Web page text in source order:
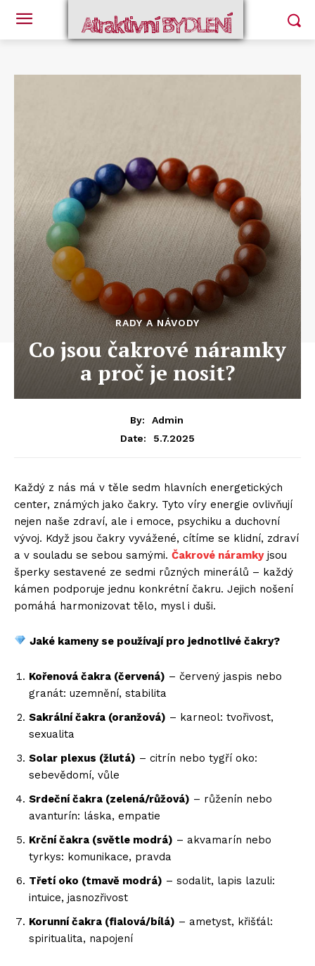
Atraktivní BYDLENÍ
RADY A NÁVODY
Co jsou čakrové náramky
a proč je nosit?
By:
Admin
Date:
5.7.2025
Každý z nás má v těle sedm hlavních energetických
center, známých jako čakry. Tyto víry energie ovlivňují
nejen naše zdraví, ale i emoce, psychiku a duchovní
vývoj. Když jsou čakry vyvážené, cítíme se klidní, zdraví
a v souladu se sebou samými. Čakrové náramkyjsou
šperky sestavené ze sedmi různých minerálů – každý
kámen podporuje jednu konkrétní čakru. Jejich nošení
pomáhá harmonizovat tělo, mysl i duši.
Jaké kameny se používají pro jednotlivé čakry?
Kořenová čakra (červená) – červený jaspis nebo
granát: uzemnění, stabilita
Sakrální čakra (oranžová) – karneol: tvořivost,
sexualita
Solar plexus (žlutá) – citrín nebo tygří oko:
sebevědomí, vůle
Srdeční čakra (zelená/růžová) – růženín nebo
avanturín: láska, empatie
Krční čakra (světle modrá) – akvamarín nebo
tyrkys: komunikace, pravda
Třetí oko (tmavě modrá) – sodalit, lapis lazuli:
intuice, jasnozřivost
Korunní čakra (fialová/bílá) – ametyst, křišťál:
spiritualita, napojení